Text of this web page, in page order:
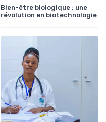
Bien-être biologique : une
révolution en biotechnologie